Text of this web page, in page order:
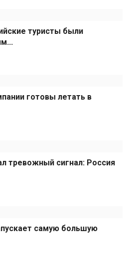
туристы были
готовы летать в
тревожный сигнал: Россия
самую большую